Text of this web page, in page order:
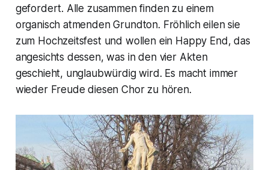
gefordert. Alle zusammen finden zu einem
organisch atmenden Grundton. Fröhlich eilen sie
zum Hochzeitsfest und wollen ein Happy End, das
angesichts dessen, was in den vier Akten
geschieht, unglaubwürdig wird. Es macht immer
wieder Freude diesen Chor zu hören.